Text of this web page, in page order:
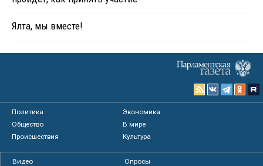
Ялта, мы вместе!
Политика
Экономика
Общество
В мире
Происшествия
Культура
Видео
Опросы